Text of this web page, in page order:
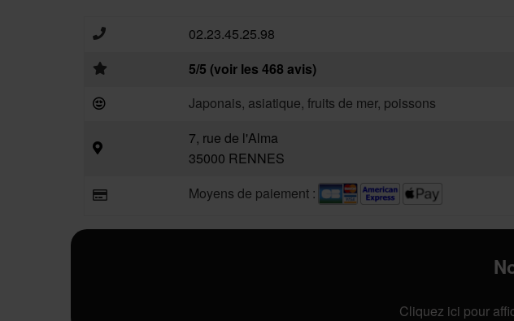
02.23.45.25.98
5/5 (voir les 468 avis)
Japonais, asiatique, fruits de mer, poissons
7, rue de l'Alma
35000 RENNES
Moyens de paiement :
Cliquez ici pour